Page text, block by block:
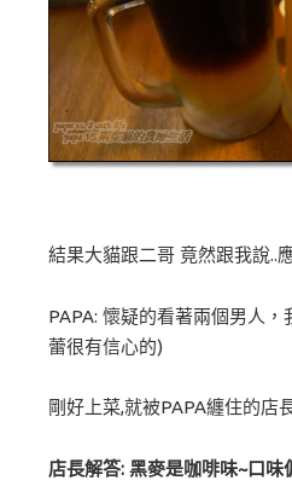
結果大貓跟二哥 竟然跟我說..
PAPA: 懷疑的看著兩個男人
蕾很有信心的)
剛好上菜,就被PAPA纏住的店
店長解答: 黑麥是咖啡味~口